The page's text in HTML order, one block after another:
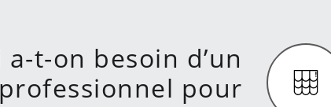
t-on besoin d’un
pour